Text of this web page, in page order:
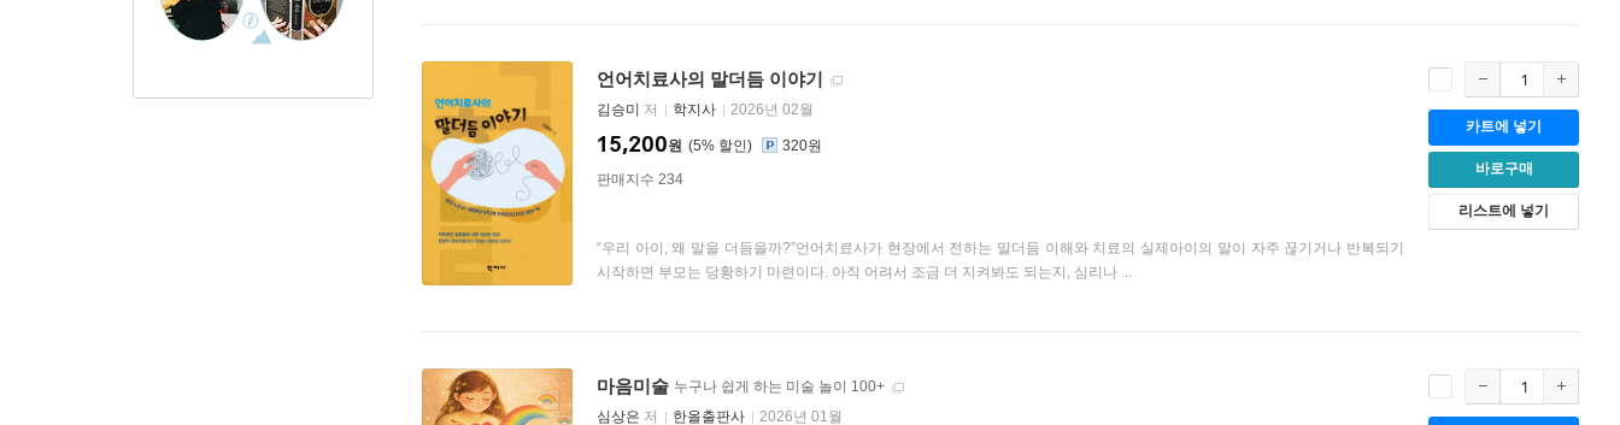
언어치료사의 말더듬 이야기
김승미 저 학지사 2026년 02월
5%
15,200원
320원
판매지수 234
“우리 아이, 왜 말을 더듬을까?”언어치료사가 현장에서 전하는 말더듬 이해와 치료의 실제아이의 말이 자주 끊기거나 반복되기
시작하면 부모는 당황하기 마련이다. 아직 어려서 조금 더 지켜봐도 되는지, 심리나 ...
카트에 넣기
바로구매
리스트에 넣기
마음미술 누구나 쉽게 하는 미술 놀이 100+
심상은 저 한올출판사 2026년 01월